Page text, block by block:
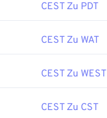
CEST Zu PDT
CEST Zu WAT
CEST Zu WEST
CEST Zu CST